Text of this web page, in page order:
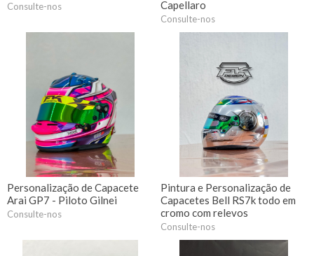
Consulte-nos
Capellaro
Consulte-nos
Personalização de Capacete
Arai GP7 - Piloto Gilnei
Consulte-nos
Pintura e Personalização de
Capacetes Bell RS7k todo em
cromo com relevos
Consulte-nos